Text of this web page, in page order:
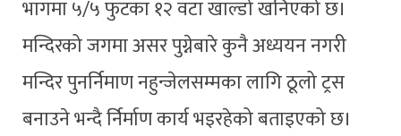
भागमा ५/५ फुटका १२ वटा खाल्डो खनिएको छ।
मन्दिरको जगमा असर पुग्नेबारे कुनै अध्ययन नगरी
मन्दिर पुनर्निमाण नहुन्जेलसम्मका लागि ठूलो ट्रस
बनाउने भन्दै र्निर्माण कार्य भइरहेको बताइएको छ।